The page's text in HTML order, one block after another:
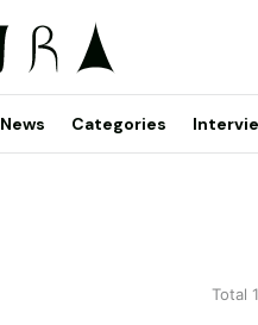
News Categories
Total